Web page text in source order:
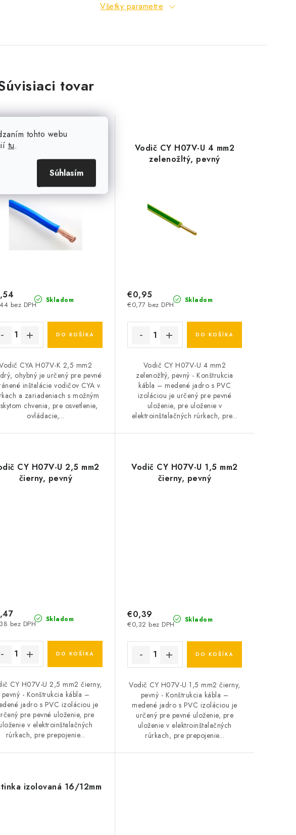
tohto webu
tu.
Súhlasím
Všetky parametre
tovar
CYA H07V-K 2,5 mm2
modrý, ohybný
Skladom
bez DPH
DO KOŠÍKA
CYA H07V-K 2,5 mm2
ohybný je určený pre pevné
inštalácie vodičov CYA v
a zariadeniach s možným
chvenia, pre osvetlenie,
ovládacie,...
Vodič CY H07V-U 4 mm2
zelenožltý, pevný
Skladom
€0,77 bez DPH
€0,95
DO KOŠÍKA
Vodič CY H07V-U 4 mm2
zelenožltý, pevný - Konštrukcia
kábla – medené jadro s PVC
izoláciou je určený pre pevné
uloženie, pre uloženie v
elektroinštalačných rúrkach, pre...
CY H07V-U 2,5 mm2
čierny, pevný
Skladom
bez DPH
DO KOŠÍKA
CY H07V-U 2,5 mm2 čierny,
pevný - Konštrukcia kábla –
jadro s PVC izoláciou je
pre pevné uloženie, pre
v elektroinštalačných
rúrkach, pre prepojenie...
Vodič CY H07V-U 1,5 mm2
čierny, pevný
Skladom
€0,32 bez DPH
€0,39
DO KOŠÍKA
Vodič CY H07V-U 1,5 mm2 čierny,
pevný - Konštrukcia kábla –
medené jadro s PVC izoláciou je
určený pre pevné uloženie, pre
uloženie v elektroinštalačných
rúrkach, pre prepojenie...
izolovaná 16/12mm